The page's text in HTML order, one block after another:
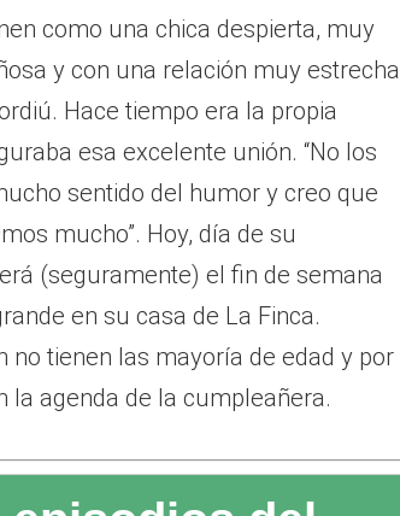
como una chica despierta, muy
y con una relación muy estrecha
Hace tiempo era la propia
esa excelente unión. “No los
sentido del humor y creo que
mucho”. Hoy, día de su
(seguramente) el fin de semana
en su casa de La Finca.
tienen las mayoría de edad y por
la agenda de la cumpleañera.